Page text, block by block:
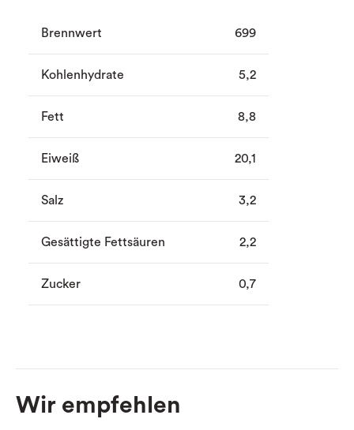
Brennwert 699
Kohlenhydrate 5,2
Fett 8,8
Eiweiß 20,1
Salz 3,2
Gesättigte Fettsäuren 2,2
Zucker 0,7
Wir empfehlen